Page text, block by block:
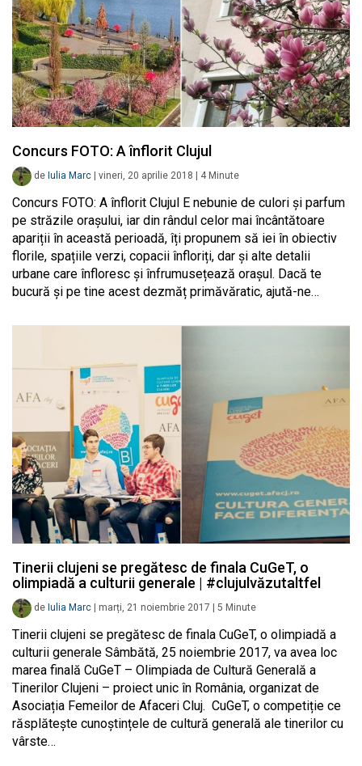
Concurs FOTO: A înflorit Clujul
de Iulia Marc vineri, 20 aprilie 2018 4 Minute
Concurs FOTO: A înflorit Clujul E nebunie de culori și parfum
pe străzile orașului, iar din rândul celor mai încântătoare
apariții în această perioadă, îți propunem să iei în obiectiv
florile, spațiile verzi, copacii înfloriți, dar și alte detalii
urbane care înfloresc și înfrumusețează orașul. Dacă te
bucură și pe tine acest dezmăț primăvăratic, ajută-ne…
Tinerii clujeni se pregătesc de finala CuGeT, o
olimpiadă a culturii generale | #clujulvăzutaltfel
de Iulia Marc marți, 21 noiembrie 2017 5 Minute
Tinerii clujeni se pregătesc de finala CuGeT, o olimpiadă a
culturii generale Sâmbătă, 25 noiembrie 2017, va avea loc
marea finală CuGeT – Olimpiada de Cultură Generală a
Tinerilor Clujeni – proiect unic în România, organizat de
Asociația Femeilor de Afaceri Cluj. CuGeT, o competiție ce
răsplătește cunoștințele de cultură generală ale tinerilor cu
vârste…